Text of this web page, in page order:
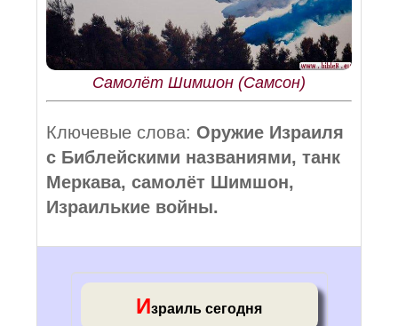
Самолёт Шимшон (Самсон)
Ключевые слова: Оружие Израиля
с Библейскими названиями, танк
Меркава, самолёт Шимшон,
Израилькие войны.
Израиль сегодня